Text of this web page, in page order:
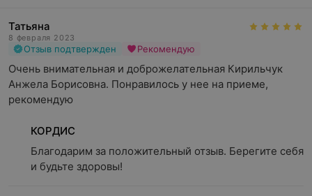
Татьяна
8 февраля 2023
Отзыв подтвержден Рекомендую
Очень внимательная и доброжелательная Кирильчук
Анжела Борисовна. Понравилось у нее на приеме,
рекомендую
КОРДИС
Благодарим за положительный отзыв. Берегите себя
и будьте здоровы!